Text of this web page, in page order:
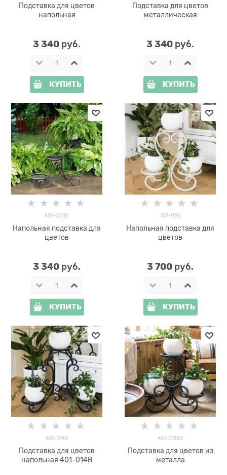
Подставка для цветов
напольная
3 340 руб.
КУПИТЬ
Подставка для цветов
металлическая
3 340 руб.
КУПИТЬ
401-021Br
Напольная подставка для
цветов
3 340 руб.
КУПИТЬ
401-019I
Напольная подставка для
цветов
3 700 руб.
КУПИТЬ
401-014B
Подставка для цветов
напольная 401-014B
401-018BG
Подставка для цветов из
металла